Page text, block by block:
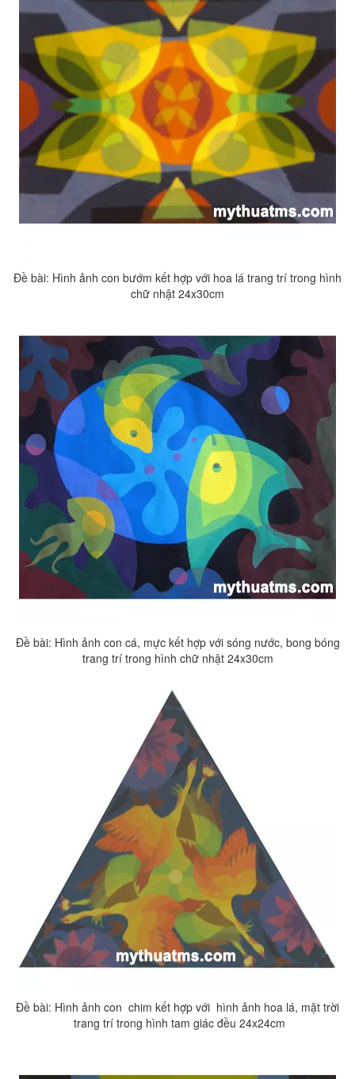
Đề bài: Hình ảnh con bướm kết hợp với hoa lá trang trí trong hình
chữ nhật 24x30cm
Đề bài: Hình ảnh con cá, mực kết hợp với sóng nước, bong bóng
trang trí trong hình chữ nhật 24x30cm
Đề bài: Hình ảnh con chim kết hợp với hình ảnh hoa lá, mặt trời
trang trí trong hình tam giác đều 24x24cm